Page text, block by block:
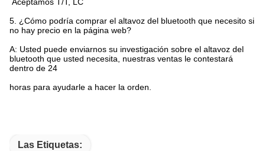
Aceptamos T/T, LC
5. ¿Cómo podría comprar el altavoz del bluetooth que necesito si
no hay precio en la página web?
A: Usted puede enviarnos su investigación sobre el altavoz del
bluetooth que usted necesita, nuestras ventas le contestará
dentro de 24
horas para ayudarle a hacer la orden.
Las Etiquetas: